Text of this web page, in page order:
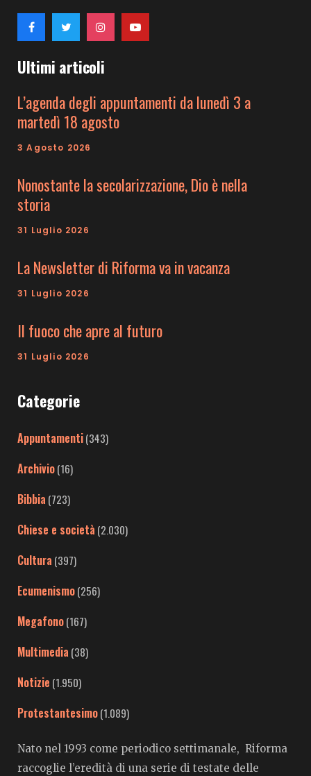
Ultimi articoli
L’agenda degli appuntamenti da lunedì 3 a
martedì 18 agosto
3 Agosto 2026
Nonostante la secolarizzazione, Dio è nella
storia
31 Luglio 2026
La Newsletter di Riforma va in vacanza
31 Luglio 2026
Il fuoco che apre al futuro
31 Luglio 2026
Categorie
Appuntamenti(343)
Archivio(16)
Bibbia (723)
Chiese e società (2.030)
Cultura (397)
Ecumenismo(256)
Megafono(167)
Multimedia (38)
Notizie (1.950)
Protestantesimo(1.089)
Nato nel 1993 come periodico settimanale, Riforma
raccoglie l’eredità di una serie di testate delle